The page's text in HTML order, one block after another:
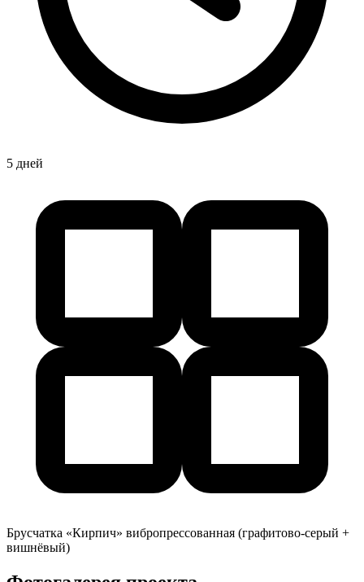
5 дней
Брусчатка «Кирпич» вибропрессованная (графитово-серый +
вишнёвый)